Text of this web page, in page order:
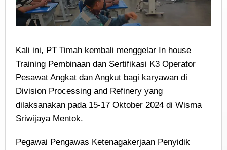
Kali ini, PT Timah kembali menggelar In house
Training Pembinaan dan Sertifikasi K3 Operator
Pesawat Angkat dan Angkut bagi karyawan di
Division Processing and Refinery yang
dilaksanakan pada 15-17 Oktober 2024 di Wisma
Sriwijaya Mentok.
Pegawai Pengawas Ketenagakerjaan Penyidik